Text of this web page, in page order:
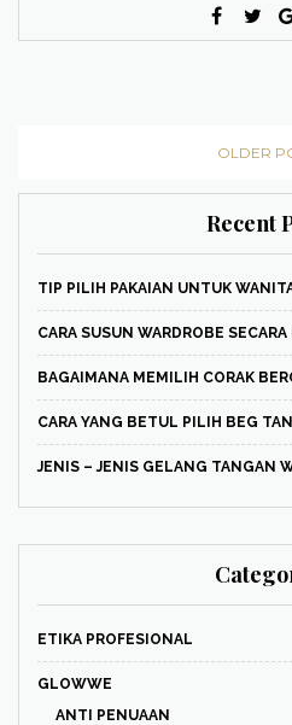
OLDER
Recent
TIP PILIH PAKAIAN UNTUK
CARA SUSUN WARDROBE SECARA
BAGAIMANA MEMILIH CORAK
CARA YANG BETUL PILIH BEG
JENIS – JENIS GELANG TANGAN
ETIKA PROFESIONAL
GLOWWE
ANTI PENUAAN